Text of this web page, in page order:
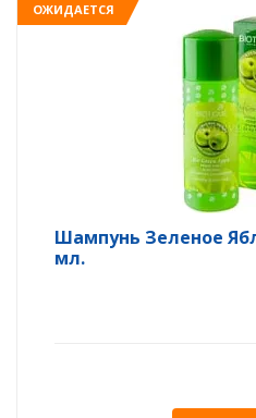
ОЖИДАЕТСЯ
Шампунь Зеленое
мл.